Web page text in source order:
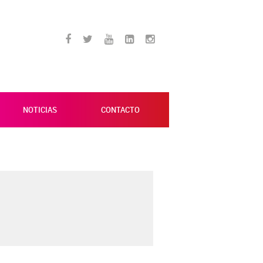
NOTICIAS CONTACTO
Puede configurar su
cookies no almacenan